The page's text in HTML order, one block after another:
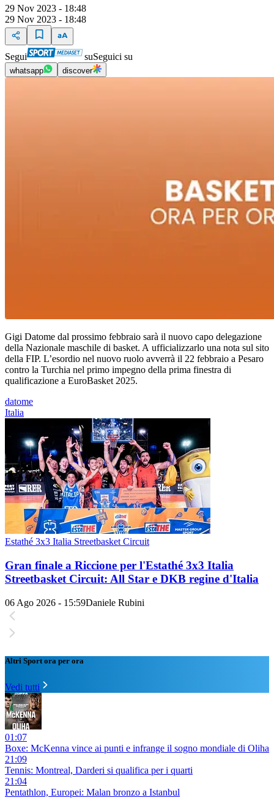
29 Nov 2023 - 18:48
29 Nov 2023 - 18:48
Segui suSeguici su
whatsapp discover
Gigi Datome dal prossimo febbraio sarà il nuovo capo delegazione
della Nazionale maschile di basket. A ufficializzarlo una nota sul sito
della FIP. L’esordio nel nuovo ruolo avverrà il 22 febbraio a Pesaro
contro la Turchia nel primo impegno della prima finestra di
qualificazione a EuroBasket 2025.
datome
Italia
Estathé 3x3 Italia Streetbasket Circuit
Gran finale a Riccione per l'Estathé 3x3 Italia
Streetbasket Circuit: All Star e DKB regine d'Italia
06 Ago 2026 - 15:59Daniele Rubini
Altri Sport ora per ora
Vedi tutti
01:07
Boxe: McKenna vince ai punti e infrange il sogno mondiale di Oliha
21:09
Tennis: Montreal, Darderi si qualifica per i quarti
21:04
Pentathlon, Europei: Malan bronzo a Istanbul